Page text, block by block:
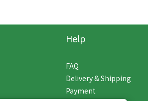
Help
FAQ
Delivery & Shipping
Payment